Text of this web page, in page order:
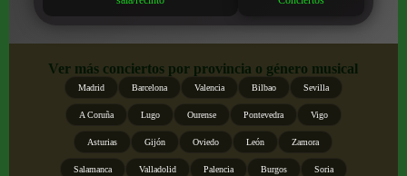
Ver más conciertos por provincia o género musical
Madrid Barcelona Valencia Bilbao Sevilla
A Coruña Lugo Ourense Pontevedra Vigo
Asturias Gijón Oviedo León Zamora
Salamanca Valladolid Palencia Burgos Soria